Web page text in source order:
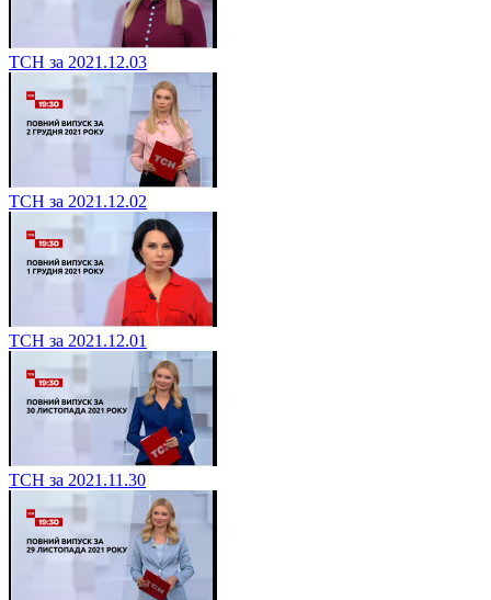
ТСН за 2021.12.03
ТСН за 2021.12.02
ТСН за 2021.12.01
ТСН за 2021.11.30